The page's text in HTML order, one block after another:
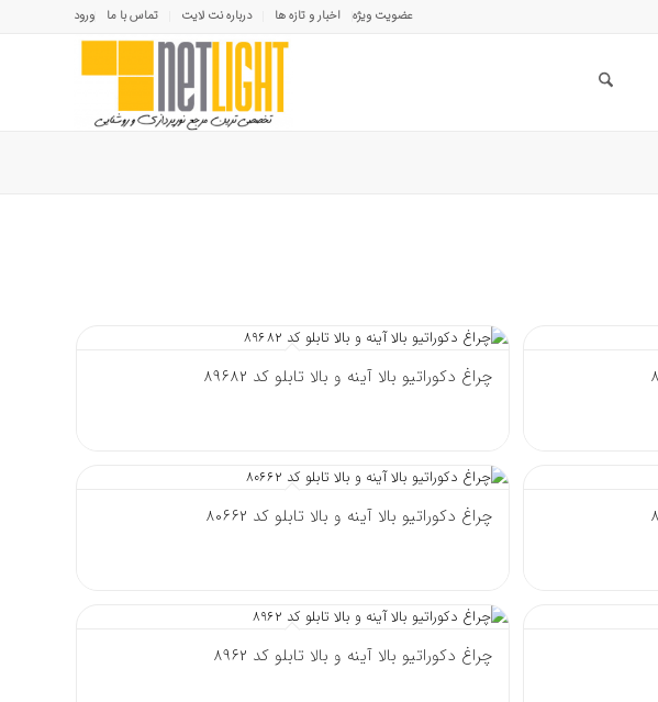
عضویت ویژه اخبار و تازه ها درباره نت لایت تماس با ما ورود
چراغ دکوراتیو بالا آینه و بالا تابلو کد 89682
چراغ دکوراتیو بالا آینه و بالا تابلو کد 80662
چراغ دکوراتیو بالا آینه و بالا تابلو کد 8962